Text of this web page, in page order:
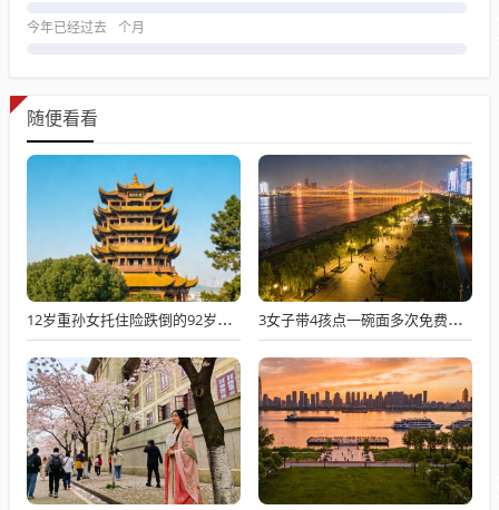
今年已经过去 个月
随便看看
12岁重孙女托住险跌倒的92岁太爷爷 3女子带4孩点一碗面多次免费续面